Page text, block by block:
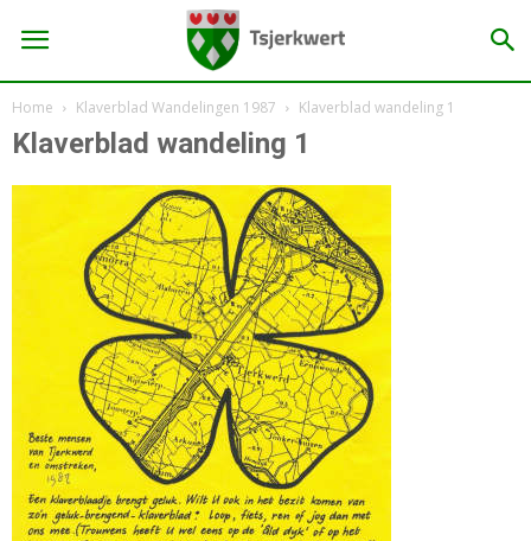
Home Klaverblad Wandelingen 1987 Klaverblad wandeling 1
Klaverblad wandeling 1